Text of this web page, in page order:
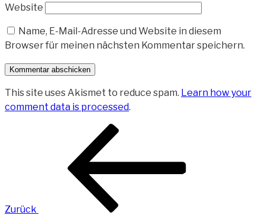
Website
Name, E-Mail-Adresse und Website in diesem
Browser für meinen nächsten Kommentar speichern.
This site uses Akismet to reduce spam. Learn how your
comment data is processed.
Beitragsnavigation
Zurück